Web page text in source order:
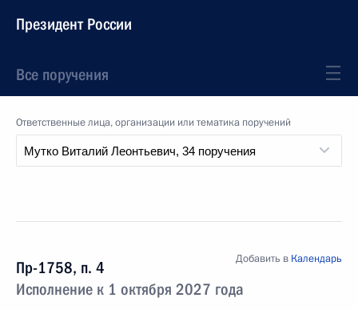
Президент России
Все поручения
Ответственные лица, организации или тематика поручений
Пр-1758, п. 4
Исполнение к 1 октября 2027 года
Добавить в Календарь